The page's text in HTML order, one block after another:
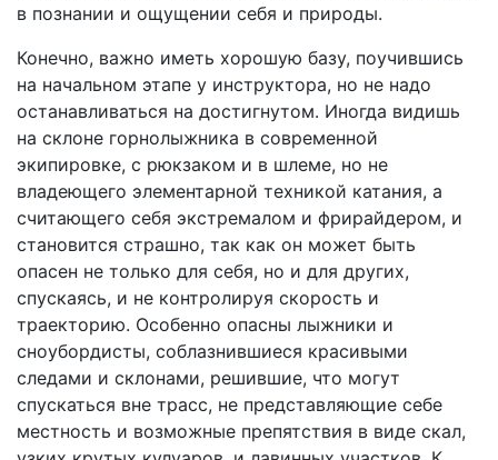
в познании и ощущении себя и природы.
Конечно, важно иметь хорошую базу, поучившись
на начальном этапе у инструктора, но не надо
останавливаться на достигнутом. Иногда видишь
на склоне горнолыжника в современной
экипировке, с рюкзаком и в шлеме, но не
владеющего элементарной техникой катания, а
считающего себя экстремалом и фрирайдером, и
становится страшно, так как он может быть
опасен не только для себя, но и для других,
спускаясь, и не контролируя скорость и
траекторию. Особенно опасны лыжники и
сноубордисты, соблазнившиеся красивыми
следами и склонами, решившие, что могут
спускаться вне трасс, не представляющие себе
местность и возможные препятствия в виде скал,